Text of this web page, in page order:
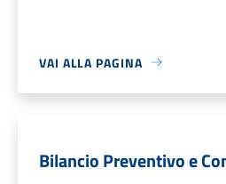
VAI ALLA PAGINA
Bilancio Preventivo e